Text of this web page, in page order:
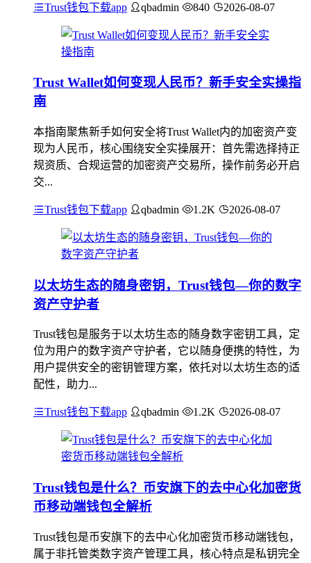
Trust钱包下载app qbadmin 840 2026-08-07
Trust Wallet如何变现人民币？新手安全实操指
南
本指南聚焦新手如何安全将Trust Wallet内的加密资产变
现为人民币，核心围绕安全实操展开：首先需选择持正
规资质、合规运营的加密资产交易所，操作前务必开启
交...
Trust钱包下载app qbadmin 1.2K 2026-08-07
以太坊生态的随身密钥，Trust钱包—你的数字
资产守护者
Trust钱包是服务于以太坊生态的随身数字密钥工具，定
位为用户的数字资产守护者，它以随身便携的特性，为
用户提供安全的密钥管理方案，依托对以太坊生态的适
配性，助力...
Trust钱包下载app qbadmin 1.2K 2026-08-07
Trust钱包是什么？币安旗下的去中心化加密货
币移动端钱包全解析
Trust钱包是币安旗下的去中心化加密货币移动端钱包，
属于非托管类数字资产管理工具，核心特点是私钥完全